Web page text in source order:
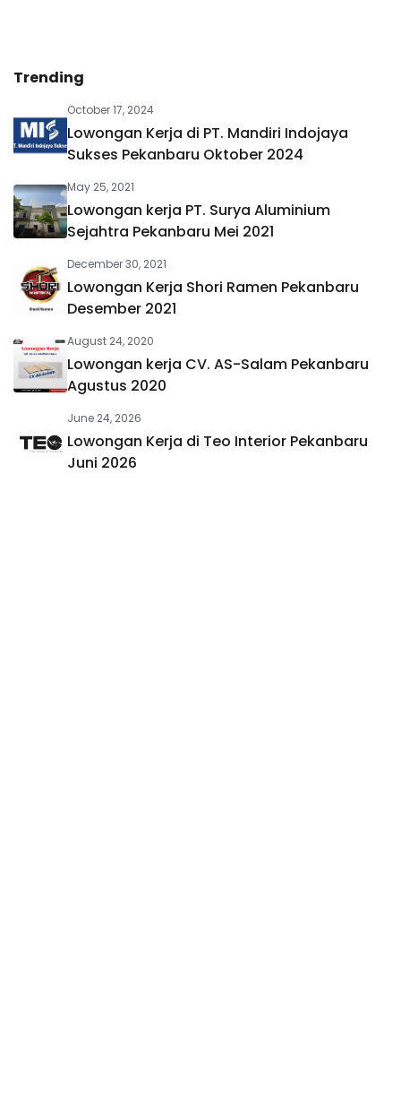
Trending
October 17, 2024
Lowongan Kerja di PT. Mandiri Indojaya
Sukses Pekanbaru Oktober 2024
May 25, 2021
Lowongan kerja PT. Surya Aluminium
Sejahtra Pekanbaru Mei 2021
December 30, 2021
Lowongan Kerja Shori Ramen Pekanbaru
Desember 2021
August 24, 2020
Lowongan kerja CV. AS-Salam Pekanbaru
Agustus 2020
June 24, 2026
Lowongan Kerja di Teo Interior Pekanbaru
Juni 2026